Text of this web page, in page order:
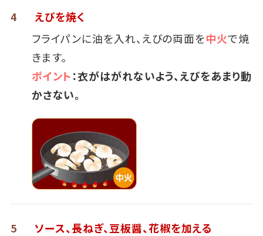
4
えびを焼く
フライパンに油を入れ、えびの両面を中火で焼
きます。
ポイント：衣がはがれないよう、えびをあまり動
かさない。
5
ソース、長ねぎ、豆板醤、花椒を加える